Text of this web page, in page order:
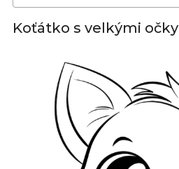
Koťátko s velkými očky